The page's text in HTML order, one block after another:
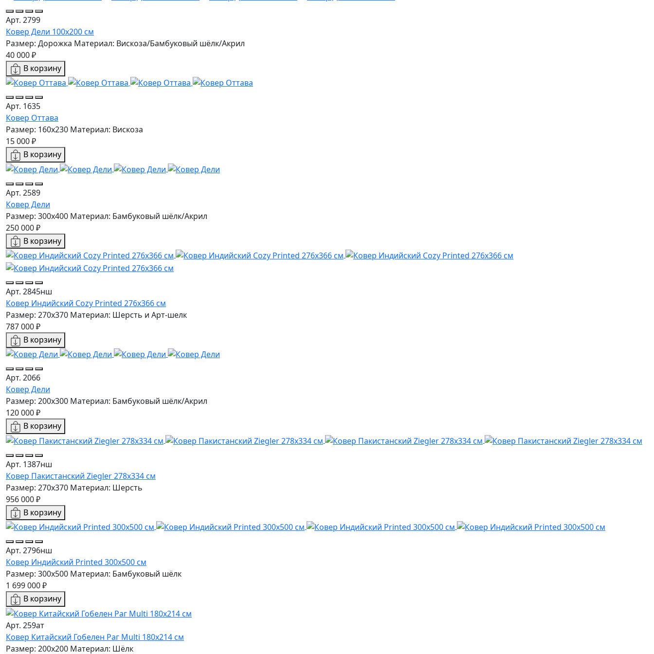
Арт. 2799
Ковер Дели 100х200 см
Размер: Дорожка Материал: Вискоза/Бамбуковый шёлк/Акрил
40 000 ₽
В корзину
Арт. 1635
Ковер Оттава
Размер: 160х230 Материал: Вискоза
15 000 ₽
В корзину
Арт. 2589
Ковер Дели
Размер: 300x400 Материал: Бамбуковый шёлк/Акрил
250 000 ₽
В корзину
Арт. 2845нш
Ковер Индийский Cozy Printed 276x366 см
Размер: 270x370 Материал: Шерсть и Арт-шелк
787 000 ₽
В корзину
Арт. 2066
Ковер Дели
Размер: 200x300 Материал: Бамбуковый шёлк/Акрил
120 000 ₽
В корзину
Арт. 1387нш
Ковер Пакистанский Ziegler 278x334 см
Размер: 270x370 Материал: Шерсть
956 000 ₽
В корзину
Арт. 2796нш
Ковер Индийский Printed 300x500 см
Размер: 300x500 Материал: Бамбуковый шёлк
1 699 000 ₽
В корзину
Арт. 259ат
Ковер Китайский Гобелен Раг Multi 180x214 см
Размер: 200x200 Материал: Шёлк